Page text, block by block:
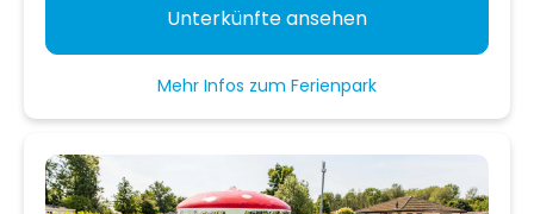
Unterkünfte ansehen
Mehr Infos zum Ferienpark